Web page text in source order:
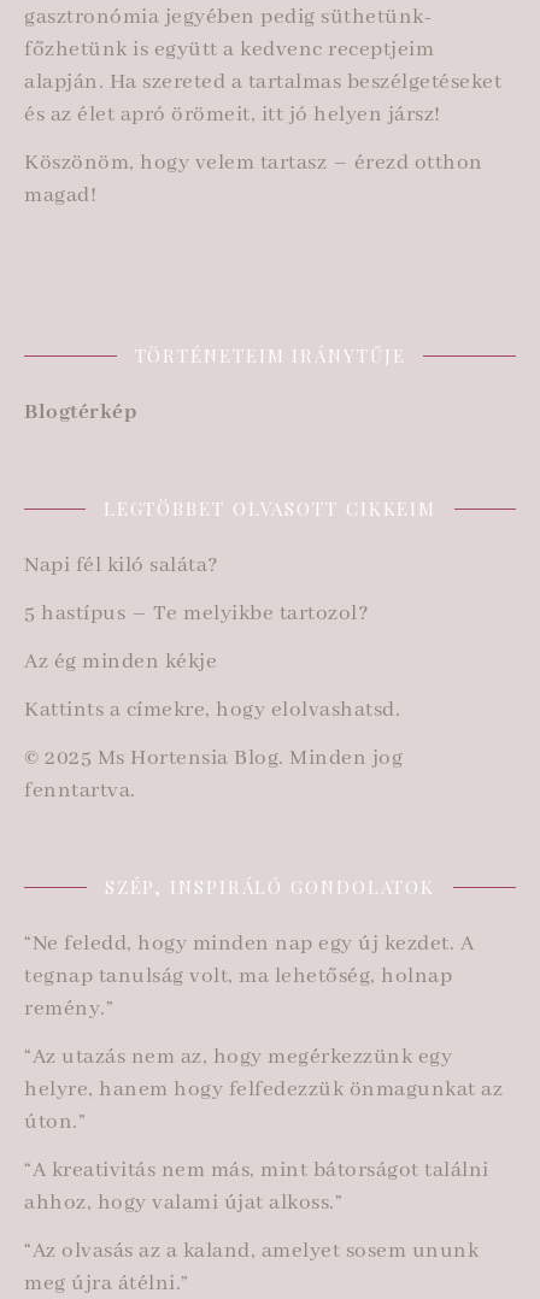
gasztronómia jegyében pedig süthetünk-
főzhetünk is együtt a kedvenc receptjeim
alapján. Ha szereted a tartalmas beszélgetéseket
és az élet apró örömeit, itt jó helyen jársz!
Köszönöm, hogy velem tartasz – érezd otthon
magad!
TÖRTÉNETEIM IRÁNYTŰJE
Blogtérkép
LEGTÖBBET OLVASOTT CIKKEIM
Napi fél kiló saláta?
5 hastípus – Te melyikbe tartozol?
Az ég minden kékje
Kattints a címekre, hogy elolvashatsd.
© 2025 Ms Hortensia Blog. Minden jog
fenntartva.
SZÉP, INSPIRÁLÓ GONDOLATOK
“Ne feledd, hogy minden nap egy új kezdet. A
tegnap tanulság volt, ma lehetőség, holnap
remény.”
“Az utazás nem az, hogy megérkezzünk egy
helyre, hanem hogy felfedezzük önmagunkat az
úton.”
“A kreativitás nem más, mint bátorságot találni
ahhoz, hogy valami újat alkoss.”
“Az olvasás az a kaland, amelyet sosem ununk
meg újra átélni.”